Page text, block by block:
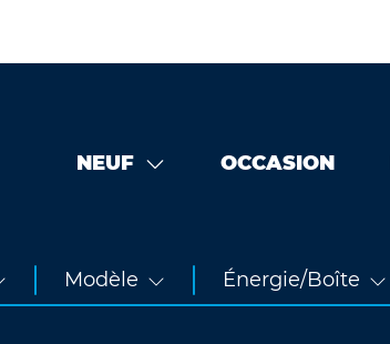
NEUF OCCASION
Modèle Énergie/Boîte